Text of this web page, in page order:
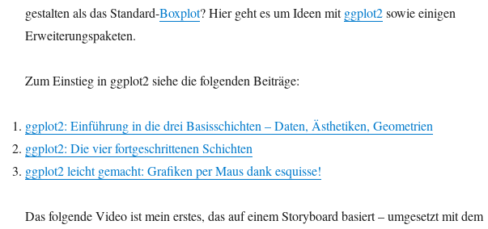
gestalten als das Standard-Boxplot? Hier geht es um Ideen mitggplot2sowie einigen
Erweiterungspaketen.
Zum Einstieg in ggplot2 siehe die folgenden Beiträge:
ggplot2: Einführung in die drei Basisschichten – Daten, Ästhetiken, Geometrien
ggplot2: Die vier fortgeschrittenen Schichten
ggplot2 leicht gemacht: Grafiken per Maus dank esquisse!
Das folgende Video ist mein erstes, das auf einem Storyboard basiert – umgesetzt mit dem